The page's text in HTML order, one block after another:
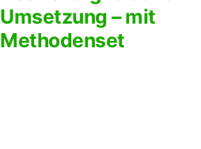
Umsetzung – mit
Methodenset